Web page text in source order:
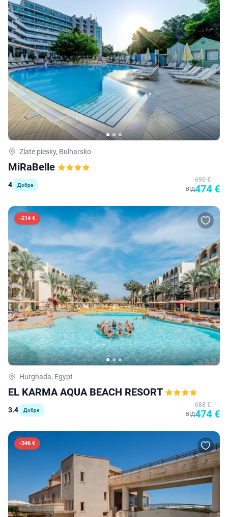
Zlaté piesky, Bulharsko
MiRaBelle
4 Добре від
690 €
474 €
-214 €
Hurghada, Egypt
EL KARMA AQUA BEACH RESORT
3.4 Добре від
688 €
474 €
-346 €